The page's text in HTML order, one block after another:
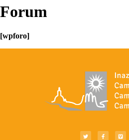
Forum
[wpforo]